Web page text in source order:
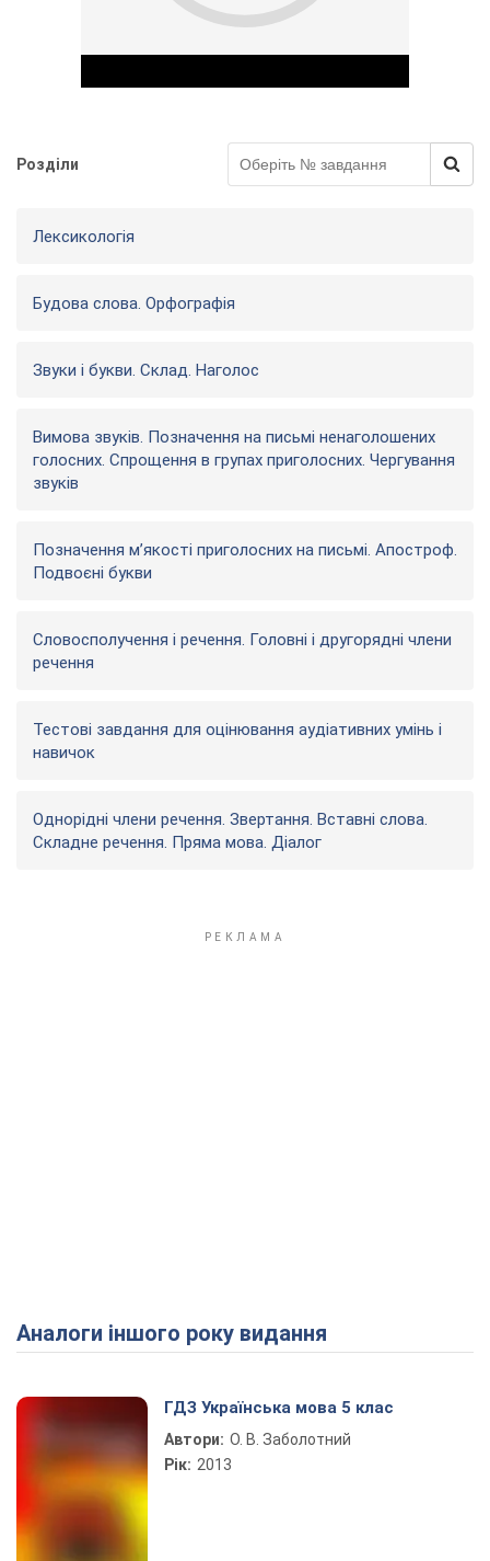
Розділи
Лексикологія
Будова слова. Орфографія
Звуки і букви. Склад. Наголос
Вимова звуків. Позначення на письмі ненаголошених
голосних. Спрощення в групах приголосних. Чергування
звуків
Позначення м’якості приголосних на письмі. Апостроф.
Подвоєні букви
Словосполучення і речення. Головні і другорядні члени
речення
Тестові завдання для оцінювання аудіативних умінь і
навичок
Однорідні члени речення. Звертання. Вставні слова.
Складне речення. Пряма мова. Діалог
Аналоги іншого року видання
ГДЗ Українська мова 5 клас
Автори: О. В. Заболотний
Рік: 2013